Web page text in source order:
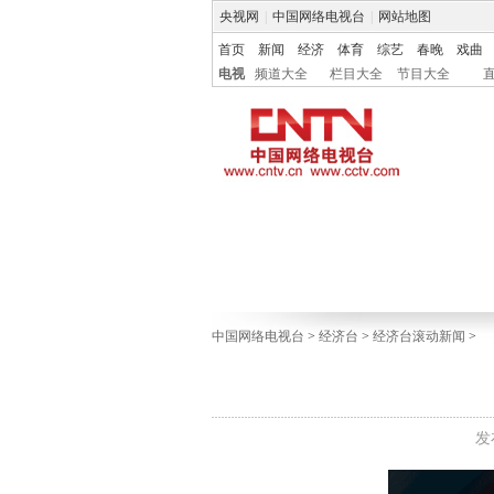
央视网 中国网络电视台 网站地图
首页 新闻 经济 体育 综艺 春晚
戏曲
电视
频道大全 栏目大全 节目大全
中国网络电视台 > 经济台 > 经济台滚动新闻 >